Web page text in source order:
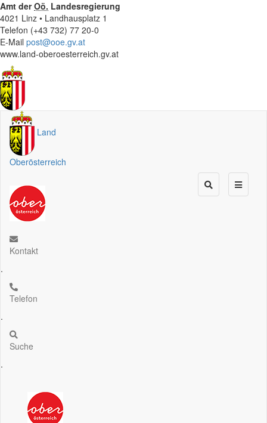
Amt derOö. Landesregierung
4021 Linz • Landhausplatz 1
Telefon (+43 732) 77 20-0
E-Mail post@ooe.gv.at
www.land-oberoesterreich.gv.at
Land
Oberösterreich
Kontakt
.
Telefon
.
Suche
.